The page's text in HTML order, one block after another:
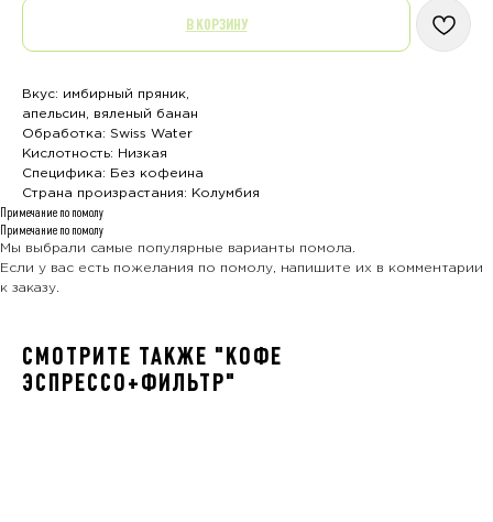
В КОРЗИНУ
Вкус: имбирный пряник,
апельсин, вяленый банан
Обработка: Swiss Water
Кислотность: Низкая
Специфика: Без кофеина
Страна произрастания: Колумбия
Примечание по помолу
Примечание по помолу
Мы выбрали самые популярные варианты помола.
Если у вас есть пожелания по помолу, напишите их в комментарии
к заказу.
СМОТРИТЕ ТАКЖЕ "КОФЕ
ЭСПРЕССО+ФИЛЬТР"